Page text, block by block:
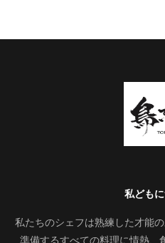
私ども
私たちのシェフは熟練した才能
準備するすべての料理に情熱、